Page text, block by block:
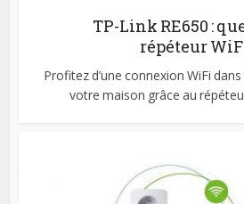
TP-Link RE650 :
répéteur
Profitez d’une connexion WiFi
votre maison grâce au